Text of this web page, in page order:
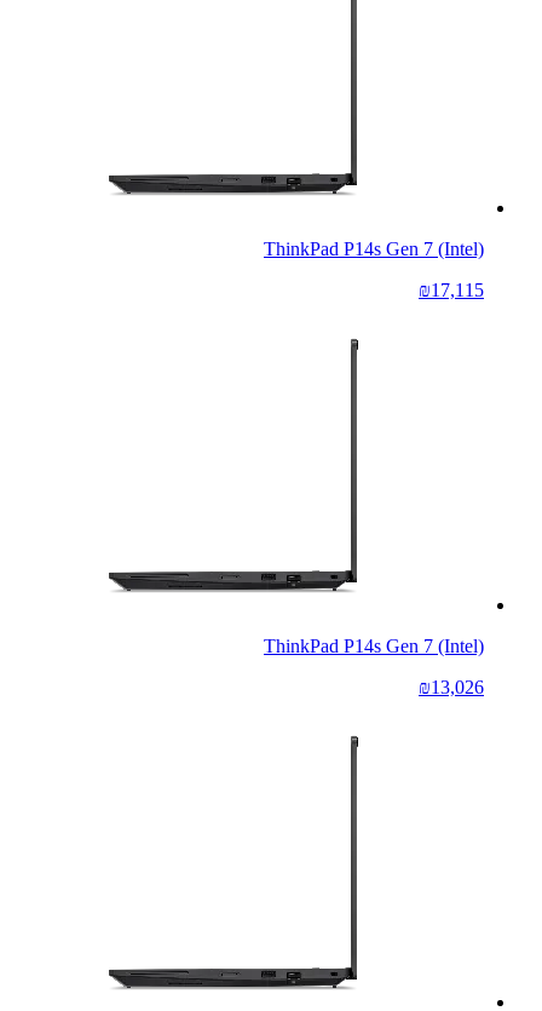
ThinkPad P14s Gen 7 (Intel)
₪17,115
ThinkPad P14s Gen 7 (Intel)
₪13,026